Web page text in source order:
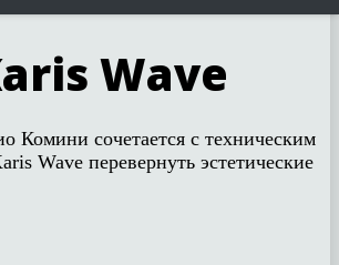
Wave
Комини сочетается с техническим
Wave перевернуть эстетические